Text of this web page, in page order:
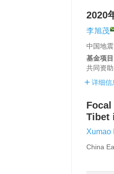
2020
李旭茂
中国地
基金项
共同资助
详细信
Tibet
Xumao
China